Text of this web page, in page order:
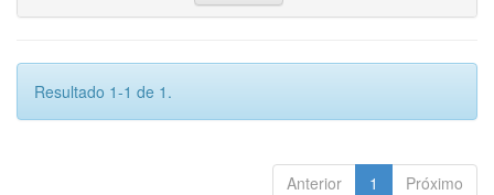
Resultado 1-1 de 1.
Anterior 1 Próximo